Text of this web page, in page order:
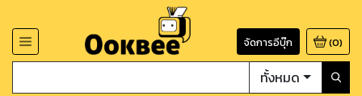
จัดการอีบุ๊ก (0)
ทั้งหมด